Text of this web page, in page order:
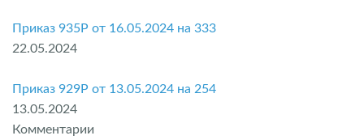
Приказ 935P от 16.05.2024 на 333
22.05.2024
Приказ 929P от 13.05.2024 на 254
13.05.2024
Комментарии